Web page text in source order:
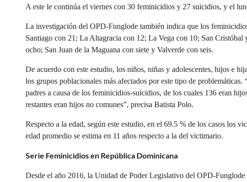
A este le continúa el viernes con 30 feminicidios y 27 suicidios, y el
La investigación del OPD-Funglode también indica que los
Santiago con 21; La Altagracia con 12; La Vega con 10; San
ocho; San Juan de la Maguana con siete y Valverde con seis.
De acuerdo con este estudio, los niños, niñas y adolescentes, hijos e
los grupos poblacionales más afectados por este tipo de
padres a causa de los feminicidios-suicidios, de los cuales 136 eran
restantes eran hijos no comunes”, precisa Batista Polo.
Respecto a la edad, según este estudio, en el 69.5 % de los casos los
edad promedio se estima en 11 años respecto a la del victimario.
Serie Feminicidios en República Dominicana
Desde el año 2016, la Unidad de Poder Legislativo del OPD-